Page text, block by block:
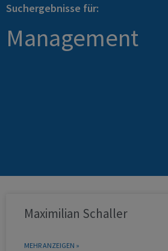
Suchergebnisse für:
Management
Maximilian Schaller
MEHR ANZEIGEN »